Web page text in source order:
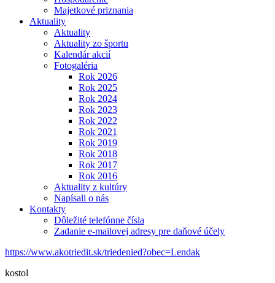
Majetkové priznania
Aktuality
Aktuality
Aktuality zo športu
Kalendár akcií
Fotogaléria
Rok 2026
Rok 2025
Rok 2024
Rok 2023
Rok 2022
Rok 2021
Rok 2019
Rok 2018
Rok 2017
Rok 2016
Aktuality z kultúry
Napísali o nás
Kontakty
Dôležité telefónne čísla
Zadanie e-mailovej adresy pre daňové účely
https://www.akotriedit.sk/triedenied?obec=Lendak
kostol